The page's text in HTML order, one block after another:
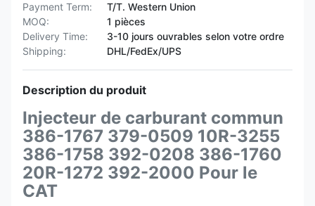
Payment Term:
T/T. Western Union
MOQ:
1 pièces
Delivery Time:
3-10 jours ouvrables selon votre ordre
Shipping:
DHL/FedEx/UPS
Description du produit
Injecteur de carburant commun
386-1767 379-0509 10R-3255
386-1758 392-0208 386-1760
20R-1272 392-2000 Pour le
CAT